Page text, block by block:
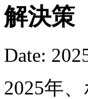
解決策
Date:
2025年